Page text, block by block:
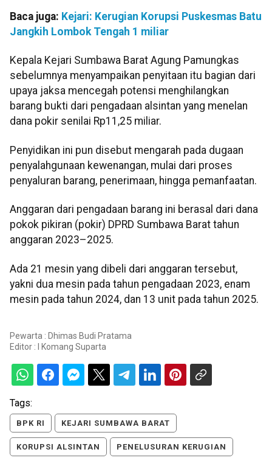
Baca juga: Kejari: Kerugian Korupsi Puskesmas Batu
Jangkih Lombok Tengah 1 miliar
Kepala Kejari Sumbawa Barat Agung Pamungkas
sebelumnya menyampaikan penyitaan itu bagian dari
upaya jaksa mencegah potensi menghilangkan
barang bukti dari pengadaan alsintan yang menelan
dana pokir senilai Rp11,25 miliar.
Penyidikan ini pun disebut mengarah pada dugaan
penyalahgunaan kewenangan, mulai dari proses
penyaluran barang, penerimaan, hingga pemanfaatan.
Anggaran dari pengadaan barang ini berasal dari dana
pokok pikiran (pokir) DPRD Sumbawa Barat tahun
anggaran 2023–2025.
Ada 21 mesin yang dibeli dari anggaran tersebut,
yakni dua mesin pada tahun pengadaan 2023, enam
mesin pada tahun 2024, dan 13 unit pada tahun 2025.
Pewarta : Dhimas Budi Pratama
Editor :
I Komang Suparta
Tags:
BPK RI KEJARI SUMBAWA BARAT
KORUPSI ALSINTAN PENELUSURAN KERUGIAN